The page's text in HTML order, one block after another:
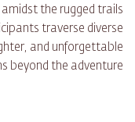
the rugged trails
traverse diverse
and unforgettable
beyond the adventure.